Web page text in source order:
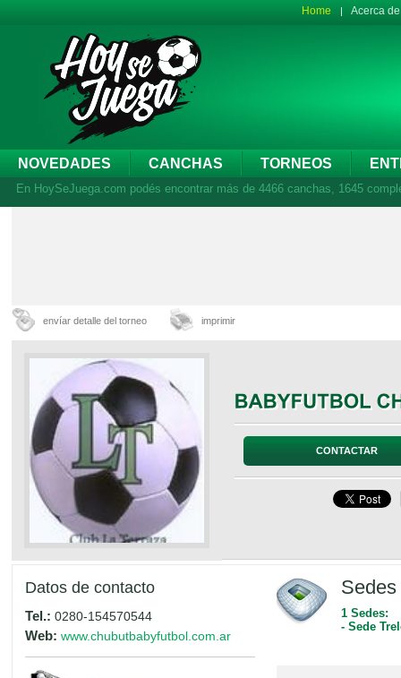
Home Acerca
NOVEDADES CANCHAS TORNEOS
En HoySeJuega.com podés encontrar más de 4466 canchas, 1645
envíar detalle del torneo imprimir
CONTACTAR
Datos de contacto
Tel.: 0280-154570544
Web: www.chubutbabyfutbol.com.ar
1 Sedes:
- Sede